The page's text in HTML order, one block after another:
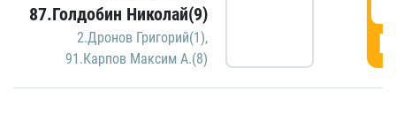
87.Голдобин Николай(9)
2.Дронов Григорий(1),
91.Карпов Максим А.(8)